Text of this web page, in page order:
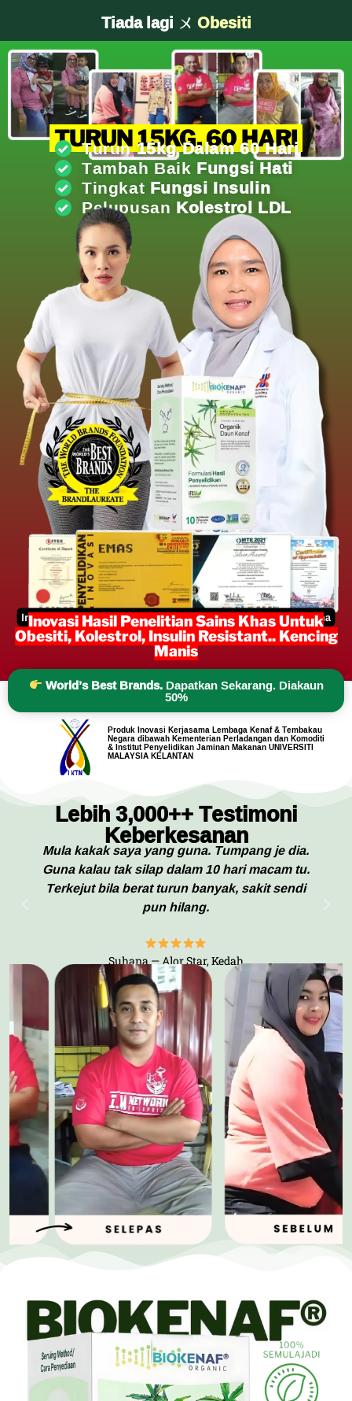
Tiada lagi ㄨKolestrol Jahat
TURUN 15KG, 60 HARI
Turun15kg Dalam 60 Hari
Tambah Baik Fungsi Hati
Tingkat Fungsi Insulin
Pelupusan Kolestrol LDL
Inovasi Hasil Penelitian Sains Khas Untuk
Obesiti, Kolestrol, Insulin Resistant.. Kencing
Manis
World’s Best Brands.Dapatkan Sekarang. Diakaun
50%
Produk Inovasi Kerjasama Lembaga Kenaf & Tembakau
Negara dibawah Kementerian Perladangan dan Komoditi
& Institut Penyelidikan Jaminan Makanan UNIVERSITI
MALAYSIA KELANTAN
Lebih 3,000++ Testimoni
Keberkesanan
Mula kakak saya yang guna. Tumpang je dia.
Guna kalau tak silap dalam 10 hari macam tu.
Terkejut bila berat turun banyak, sakit sendi
pun hilang.
Suhana — Alor Star, Kedah